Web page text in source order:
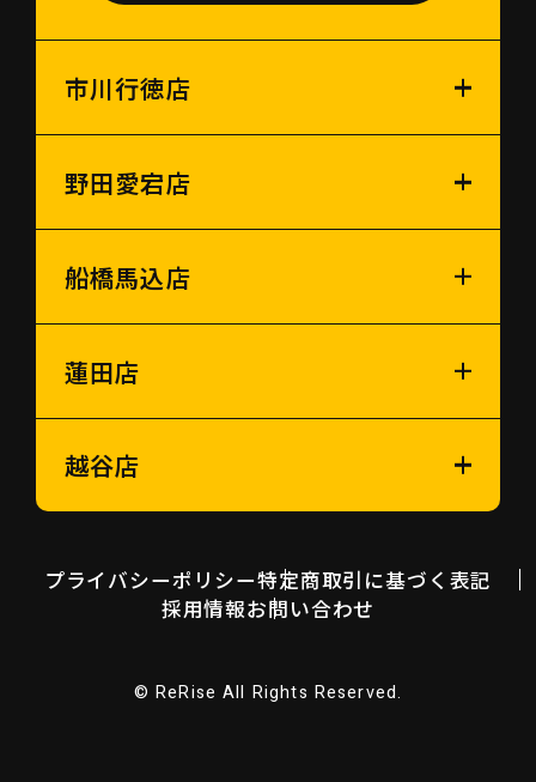
市川行徳店
野田愛宕店
船橋馬込店
蓮田店
越谷店
プライバシーポリシー特定商取引に基づく表記
採用情報お問い合わせ
© ReRise All Rights Reserved.